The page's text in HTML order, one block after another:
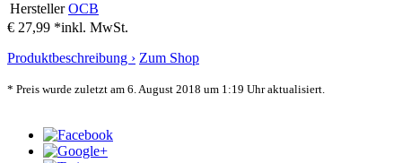
Hersteller OCB
€ 27,99 *inkl. MwSt.
Produktbeschreibung › Zum Shop
* Preis wurde zuletzt am 6. August 2018 um 1:19 Uhr aktualisiert.